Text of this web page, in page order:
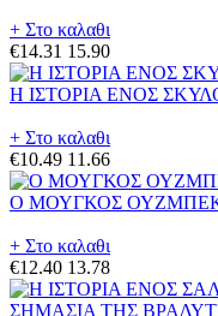
+ Στο καλαθι
€14.31 15.90
Η ΙΣΤΟΡΙΑ ΕΝΟΣ
+ Στο καλαθι
€10.49 11.66
Ο ΜΟΥΓΚΟΣ
+ Στο καλαθι
€12.40 13.78